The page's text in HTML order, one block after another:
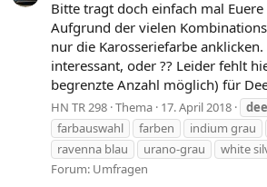
Bitte tragt doch einfach mal
Aufgrund der vielen
nur die Karosseriefarbe
interessant, oder ?? Leider fehlt
begrenzte Anzahl möglich) für
HN TR 298 Thema 17. April 2018
farbauswahl
farben indium grau
ravenna blau
urano-grau white
Forum: Umfragen